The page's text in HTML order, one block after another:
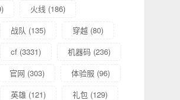
火线 (186)
战队 (135) 穿越 (80)
cf (3331) 机器码 (236)
官网 (303) 体验服 (96)
英雄 (121) 礼包 (129)